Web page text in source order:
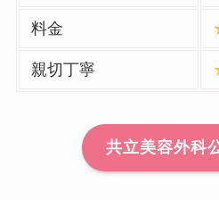
料金
親切丁寧
共立美容外科